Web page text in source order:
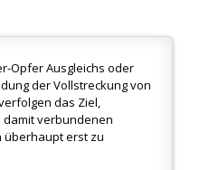
Opfer Ausgleichs oder
der Vollstreckung von
das Ziel,
verbundenen
überhaupt erst zu